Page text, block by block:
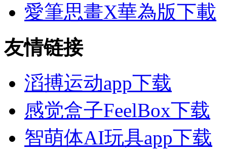
愛筆思畫X華為版下載
友情链接
滔搏运动app下载
感觉盒子FeelBox下载
智萌体AI玩具app下载